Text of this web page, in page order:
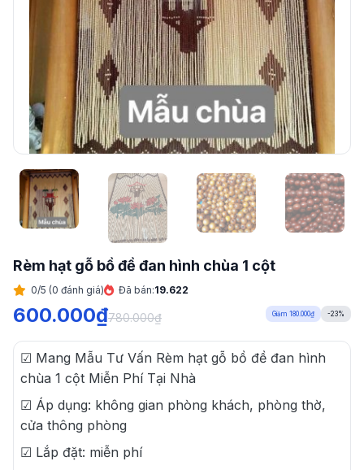
Rèm hạt gỗ bồ đề đan hình chùa 1 cột
0/5 (0 đánh giá) Đã bán:19.622
600.000₫780.000₫ Giảm 180.000₫ -23%
☑ Mang Mẫu Tư Vấn Rèm hạt gỗ bồ đề đan hình
chùa 1 cột Miễn Phí Tại Nhà
☑ Áp dụng: không gian phòng khách, phòng thờ,
cửa thông phòng
☑ Lắp đặt: miễn phí